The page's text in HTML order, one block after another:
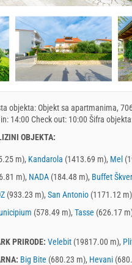
objekta:Objekt sa apartmanima,
14:00 Check out: 10:00 Šifra
OBJEKTA:
m), Kandarola (1413.69 m), Mel
m), NADA (184.48 m), Buffet Škver
(933.23 m), San Antonio (1171.12 m)
(578.49 m), Tasse (626.17
PRIRODE: Velebit (19817.00 m),
Big Bite (680.23 m), Hevani